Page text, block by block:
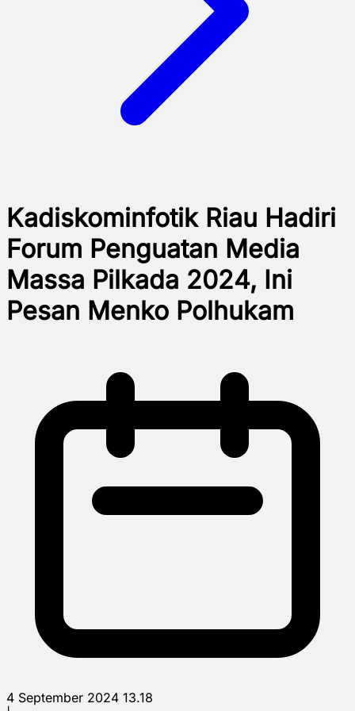
Kadiskominfotik Riau Hadiri
Forum Penguatan Media
Massa Pilkada 2024, Ini
Pesan Menko Polhukam
4 September 2024 13.18